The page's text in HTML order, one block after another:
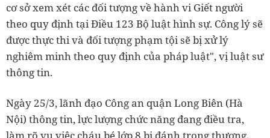
cơ sở xem xét các đối tượng về hành vi Giết người
theo quy định tại Điều 123 Bộ luật hình sự. Công lý sẽ
được thực thi và đối tượng phạm tội sẽ bị xử lý
nghiêm minh theo quy định của pháp luật", vị luật sư
thông tin.
Ngày 25/3, lãnh đạo Công an quận Long Biên (Hà
Nội) thông tin, lực lượng chức năng đang điều tra,